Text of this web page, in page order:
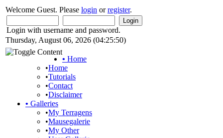
Welcome Guest. Please login orregister.
Login with username and password.
Thursday, August 06, 2026 (04:25:50)
• Home
•Home
•Tutorials
•Contact
•Disclaimer
• Galleries
•My Terragens
•Mausegalerie
•My Other